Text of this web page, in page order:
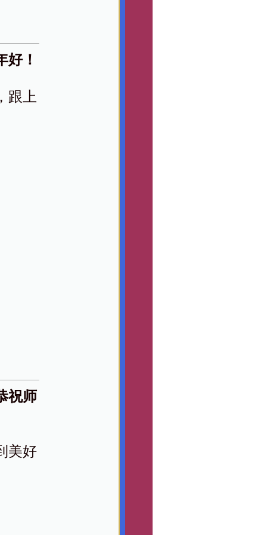
好！
跟上
祝师
美好